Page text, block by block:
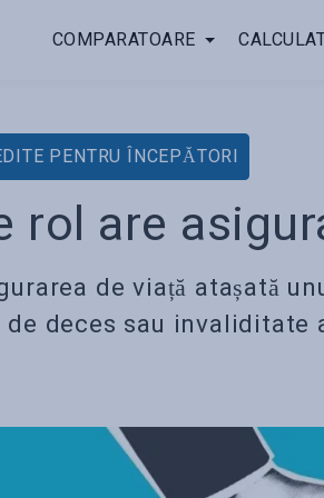
COMPARATOARE
PENTRU ÎNCEPĂTORI
rol are
de viață atașată
de deces sau